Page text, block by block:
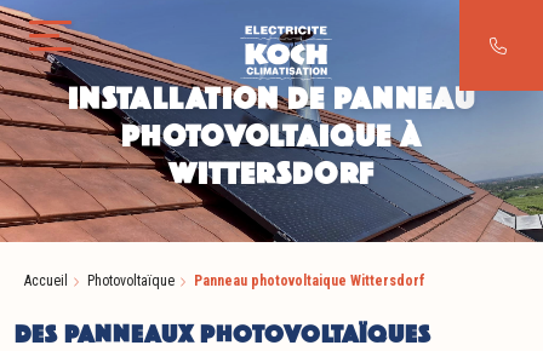
Aller au contenu
INSTALLATION DE PANNEAU
PHOTOVOLTAIQUE À
WITTERSDORF
Accueil Photovoltaïque Panneau photovoltaique Wittersdorf
DES PANNEAUX PHOTOVOLTAÏQUES